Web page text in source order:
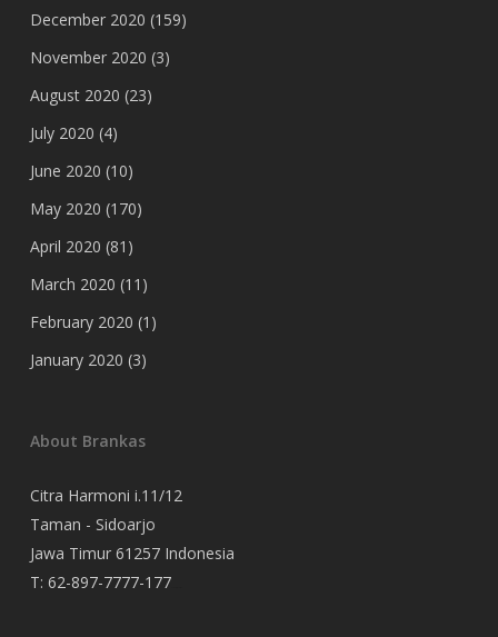
December 2020 (159)
November 2020 (3)
August 2020 (23)
July 2020 (4)
June 2020 (10)
May 2020 (170)
April 2020 (81)
March 2020 (11)
February 2020 (1)
January 2020 (3)
About Brankas
Citra Harmoni i.11/12
Taman - Sidoarjo
Jawa Timur 61257 Indonesia
T: 62-897-7777-177